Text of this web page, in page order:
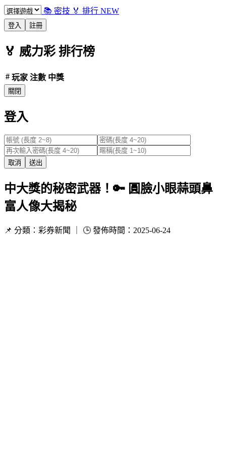
📚 密技 🏅 排行 NEW
登入 註冊
🏅 威力彩排行榜
# 玩家 注數 中獎
關閉
登入
取消 送出
中大獎的秘密武器！🔑 圓臉小眼蒜頭鼻
富人像大揭秘
📌 分類：彩券新聞 ｜ 🕒 發佈時間：2025-06-24